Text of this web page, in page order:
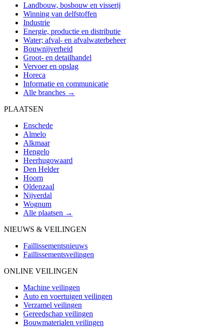
Landbouw, bosbouw en visserij
Winning van delfstoffen
Industrie
Energie, productie en distributie
Water; afval- en afvalwaterbeheer
Bouwnijverheid
Groot- en detailhandel
Vervoer en opslag
Horeca
Informatie en communicatie
Alle branches →
PLAATSEN
Enschede
Almelo
Alkmaar
Hengelo
Heerhugowaard
Den Helder
Hoorn
Oldenzaal
Nijverdal
Wognum
Alle plaatsen →
NIEUWS & VEILINGEN
Faillissementsnieuws
Faillissementsveilingen
ONLINE VEILINGEN
Machine veilingen
Auto en voertuigen veilingen
Verzamel veilingen
Gereedschap veilingen
Bouwmaterialen veilingen